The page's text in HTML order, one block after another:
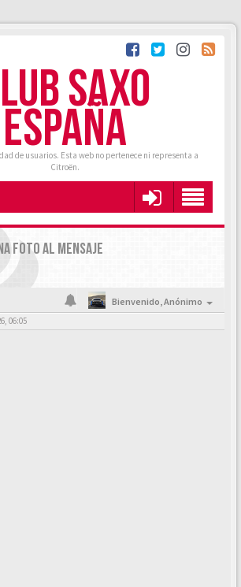
SAXO
ESPAÑA
de usuarios. Esta web no pertenece ni representa a
Citroën.
FOTO AL MENSAJE
Bienvenido,Anónimo
06:05